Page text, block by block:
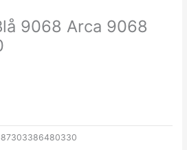
9068 Arca 9068